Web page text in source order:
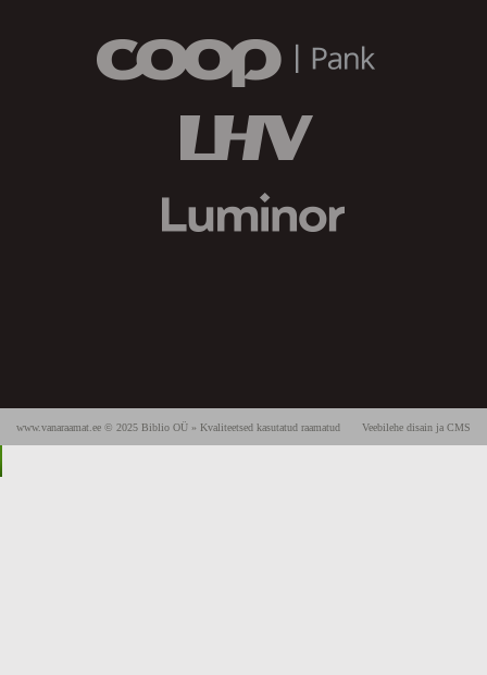
Veebilehe disain ja CMS
www.vanaraamat.ee © 2025 Biblio OÜ » Kvaliteetsed kasutatud raamatud